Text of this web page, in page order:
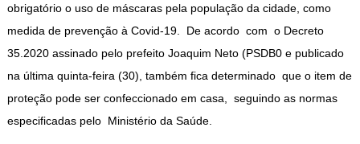
obrigatório o uso de máscaras pela população da cidade, como
medida de prevenção à Covid-19. De acordo com o Decreto
35.2020 assinado pelo prefeito Joaquim Neto (PSDB0 e publicado
na última quinta-feira (30), também fica determinado que o item de
proteção pode ser confeccionado em casa, seguindo as normas
especificadas pelo Ministério da Saúde.